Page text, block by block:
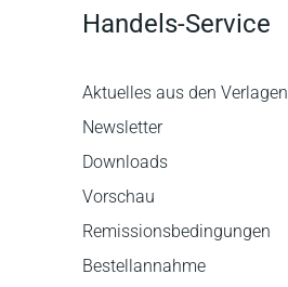
Handels-Service
Aktuelles aus den Verlagen
Newsletter
Downloads
Vorschau
Remissionsbedingungen
Bestellannahme